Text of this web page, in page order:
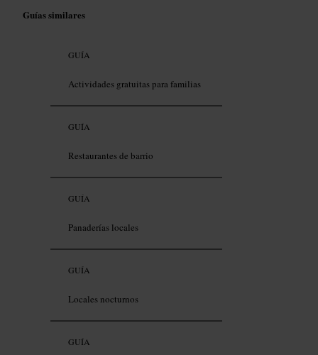
Guías similares
GUÍA
Actividades gratuitas para familias
GUÍA
Restaurantes de barrio
GUÍA
Panaderías locales
GUÍA
Locales nocturnos
GUÍA